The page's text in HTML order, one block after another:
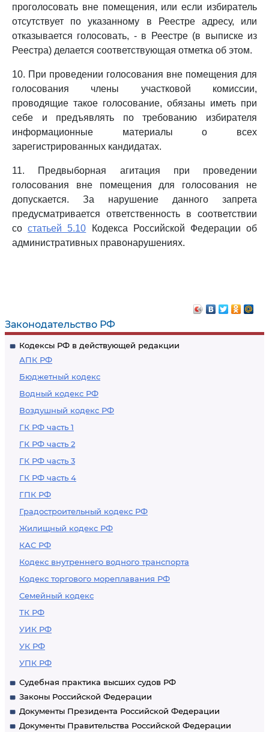
Законодательство РФ
Кодексы РФ в действующей редакции
АПК РФ
Бюджетный кодекс
Водный кодекс РФ
Воздушный кодекс РФ
ГК РФ часть 1
ГК РФ часть 2
ГК РФ часть 3
ГК РФ часть 4
ГПК РФ
Градостроительный кодекс РФ
Жилищный кодекс РФ
КАС РФ
Кодекс внутреннего водного транспорта
Кодекс торгового мореплавания РФ
Семейный кодекс
ТК РФ
УИК РФ
УК РФ
УПК РФ
Судебная практика высших судов РФ
Законы Российской Федерации
Документы Президента Российской Федерации
Документы Правительства Российской Федерации
проголосовать вне помещения, или если избиратель
отсутствует по указанному в Реестре адресу, или
отказывается голосовать, - в Реестре (в выписке из
Реестра) делается соответствующая отметка об этом.
10. При проведении голосования вне помещения для
голосования члены участковой комиссии,
проводящие такое голосование, обязаны иметь при
себе и предъявлять по требованию избирателя
информационные материалы о всех
зарегистрированных кандидатах.
11. Предвыборная агитация при проведении
голосования вне помещения для голосования не
допускается. За нарушение данного запрета
предусматривается ответственность в соответствии
состатьей 5.10 Кодекса Российской Федерации об
административных правонарушениях.